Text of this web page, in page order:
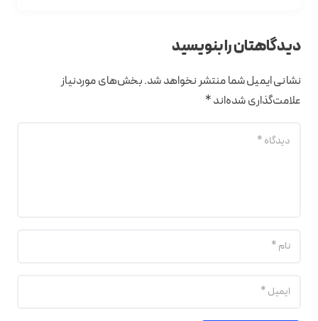
دیدگاهتان را بنویسید
نشانی ایمیل شما منتشر نخواهد شد.بخش‌های موردنیاز
علامت‌گذاری شده‌اند*